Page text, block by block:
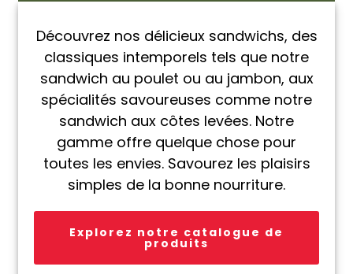
Découvrez nos délicieux sandwichs, des
classiques intemporels tels que notre
sandwich au poulet ou au jambon, aux
spécialités savoureuses comme notre
sandwich aux côtes levées. Notre
gamme offre quelque chose pour
toutes les envies. Savourez les plaisirs
simples de la bonne nourriture.
Explorez notre catalogue de
produits